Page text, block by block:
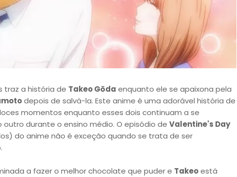
traz a história de Takeo Gōda enquanto ele se apaixona pela
depois de salvá-la. Este anime é uma adorável história de
momentos enquanto esses dois continuam a se
outro durante o ensino médio. O episódio de Valentine's Day
do anime não é exceção quando se trata de ser
a fazer o melhor chocolate que puder e Takeoestá